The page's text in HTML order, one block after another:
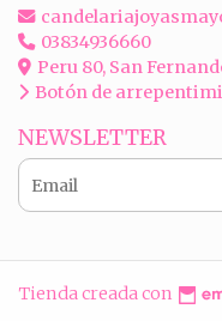
03834936660
Peru 80, San
Botón de
NEWSLETTER
Tienda creada con